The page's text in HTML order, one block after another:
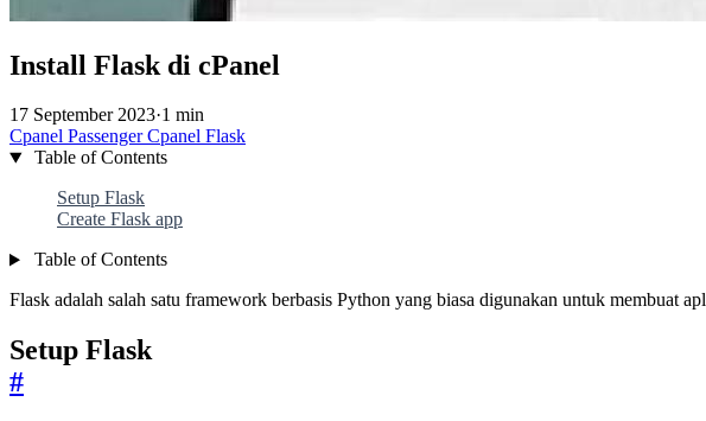
Install Flask di cPanel
17 September 2023·1 min
Cpanel PassengerCpanel Flask
Table of Contents
Setup Flask
Create Flask app
Table of Contents
Flask adalah salah satu framework berbasis Python yang biasa digunakan untuk membuat
Setup Flask
#